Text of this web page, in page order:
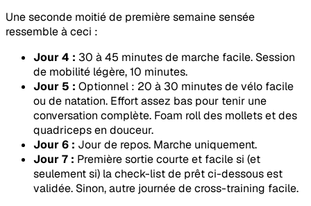
Une seconde moitié de première semaine sensée
ressemble à ceci :
Jour 4 : 30 à 45 minutes de marche facile. Session
de mobilité légère, 10 minutes.
Jour 5 : Optionnel : 20 à 30 minutes de vélo facile
ou de natation. Effort assez bas pour tenir une
conversation complète. Foam roll des mollets et des
quadriceps en douceur.
Jour 6 : Jour de repos. Marche uniquement.
Jour 7 : Première sortie courte et facile si (et
seulement si) la check-list de prêt ci-dessous est
validée. Sinon, autre journée de cross-training facile.